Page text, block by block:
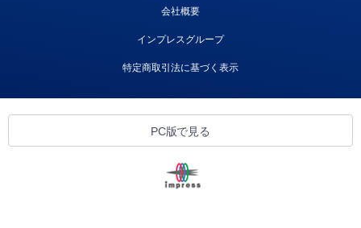
会社概要
インプレスグループ
特定商取引法に基づく表示
PC版で見る